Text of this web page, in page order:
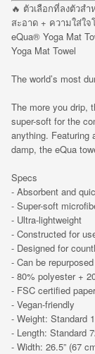
🔥 ตัวเลือกที่ลงตัวส
สะอาด + ความใส่ใจ
eQua® Yoga Mat
Yoga Mat Towel
The world’s most
The more you drip,
super-soft for the
anything. Featuring
damp, the eQua
Specs
- Absorbent and
- Super-soft
- Ultra-lightweight
- Constructed for
- Designed for
- Can be
- 80% polyester +
- FSC certified
- Vegan-friendly
- Weight: Standard
- Length: Standard
- Width: 26.5” (67